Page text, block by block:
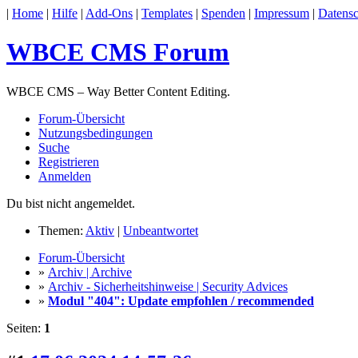
| Home | Hilfe | Add-Ons | Templates | Spenden | Impressum |
WBCE CMS Forum
WBCE CMS – Way Better Content Editing.
Forum-Übersicht
Nutzungsbedingungen
Suche
Registrieren
Anmelden
Du bist nicht angemeldet.
Themen: Aktiv | Unbeantwortet
Forum-Übersicht
» Archiv | Archive
» Archiv - Sicherheitshinweise | Security Advices
» Modul "404": Update empfohlen / recommended
Seiten: 1